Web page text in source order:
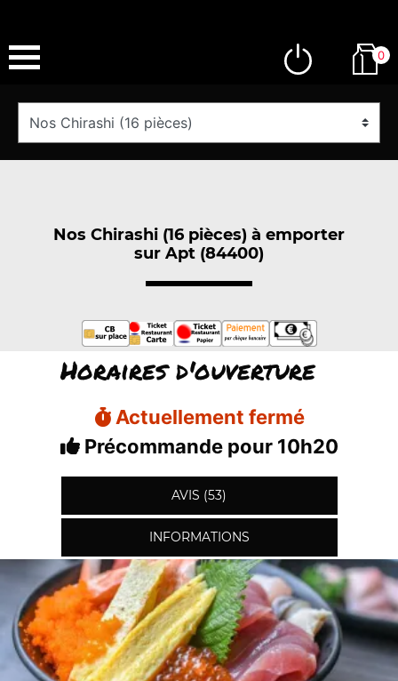
0
Nos Chirashi (16 pièces) à emporter
sur Apt (84400)
Horaires d'ouverture
Actuellement fermé
Précommande pour 10h20
AVIS (53)
INFORMATIONS